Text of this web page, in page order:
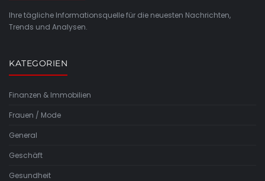
Ihre tägliche Informationsquelle für die neuesten Nachrichten,
Trends und Analysen.
KATEGORIEN
Finanzen & Immobilien
Frauen / Mode
General
Geschäft
Gesundheit